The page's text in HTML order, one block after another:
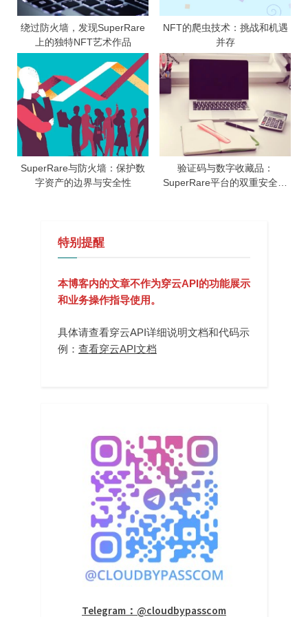
绕过防火墙，发现SuperRare
上的独特NFT艺术作品
NFT的爬虫技术：挑战和机遇
并存
SuperRare与防火墙：保护数
字资产的边界与安全性
验证码与数字收藏品：
SuperRare平台的双重安全保
特别提醒
本博客内的文章不作为穿云API的功能展示
和业务操作指导使用。
具体请查看穿云API详细说明文档和代码示
例： 查看穿云API文档
Telegram：@cloudbypasscom